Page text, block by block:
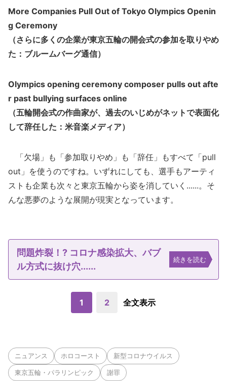
More Companies Pull Out of Tokyo Olympics Openin
g Ceremony
（さらに多くの企業が東京五輪の開会式の参加を取りやめ
た：ブルームバーグ通信）
Olympics opening ceremony composer pulls out afte
r past bullying surfaces online
（五輪開会式の作曲家が、過去のいじめがネットで表面化
して辞任した：米音楽メディア）
「欠場」も「参加取りやめ」も「辞任」もすべて「pull
out」を使うのですね。いずれにしても、選手もアーティ
ストも企業も次々と東京五輪から姿を消していく......。そ
んな悪夢のような展開が現実となっています。
問題炸裂！? コロナ感染拡大、バブ
ル方式に抜け穴......
続きを読む
1 2 全文表示
ニュアンス ホロコースト 新型コロナウイルス
東京五輪・パラリンピック 謝罪